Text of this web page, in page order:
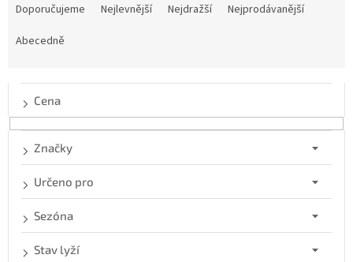
o
Doporučujeme Nejlevnější Nejdražší
Nejprodávanější
Abecedně
Cena
Značky
Určeno pro
Sezóna
Stav lyží